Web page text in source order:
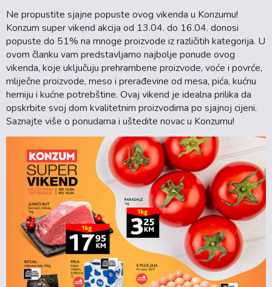
Ne propustite sjajne popuste ovog vikenda u Konzumu!
Konzum super vikend akcija od 13.04. do 16.04. donosi
popuste do 51% na mnoge proizvode iz različitih kategorija. U
ovom članku vam predstavljamo najbolje ponude ovog
vikenda, koje uključuju prehrambene proizvode, voće i povrće,
mliječne proizvode, meso i prerađevine od mesa, pića, kućnu
hemiju i kućne potrebštine. Ovaj vikend je idealna prilika da
opskrbite svoj dom kvalitetnim proizvodima po sjajnoj cijeni.
Saznajte više o ponudama i uštedite novac u Konzumu!